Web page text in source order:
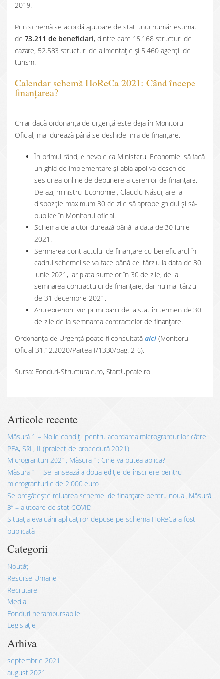
2019.
Prin schemă se acordă ajutoare de stat unui număr estimat
de 73.211 de beneficiari, dintre care 15.168 structuri de
cazare, 52.583 structuri de alimentație și 5.460 agenții de
turism.
Calendar schemă HoReCa 2021: Când începe
finanțarea?
Chiar dacă ordonanța de urgență este deja în Monitorul
Oficial, mai durează până se deshide linia de finanțare.
În primul rând, e nevoie ca Ministerul Economiei să facă
un ghid de implementare și abia apoi va deschide
sesiunea online de depunere a cererilor de finanțare.
De azi, ministrul Economiei, Claudiu Năsui, are la
dispoziție maximum 30 de zile să aprobe ghidul și să-l
publice în Monitorul oficial.
Schema de ajutor durează până la data de 30 iunie
2021.
Semnarea contractului de finanțare cu beneficiarul în
cadrul schemei se va face până cel târziu la data de 30
iunie 2021, iar plata sumelor în 30 de zile, de la
semnarea contractului de finanțare, dar nu mai târziu
de 31 decembrie 2021.
Antreprenorii vor primi banii de la stat în termen de 30
de zile de la semnarea contractelor de finanțare.
Ordonanța de Urgență poate fi consultată aici (Monitorul
Oficial 31.12.2020/Partea I/1330/pag. 2-6).
Sursa: Fonduri-Structurale.ro, StartUpcafe.ro
Articole recente
Măsură 1 – Noile condiții pentru acordarea microgranturilor către
PFA, SRL, II (proiect de procedură 2021)
Microgranturi 2021, Măsura 1: Cine va putea aplica?
Măsura 1 – Se lansează a doua ediție de înscriere pentru
microgranturile de 2.000 euro
Se pregătește reluarea schemei de finanțare pentru noua „Măsură
3” – ajutoare de stat COVID
Situația evaluării aplicațiilor depuse pe schema HoReCa a fost
publicată
Categorii
Noutăți
Resurse Umane
Recrutare
Media
Fonduri nerambursabile
Legislație
Arhiva
septembrie 2021
august 2021